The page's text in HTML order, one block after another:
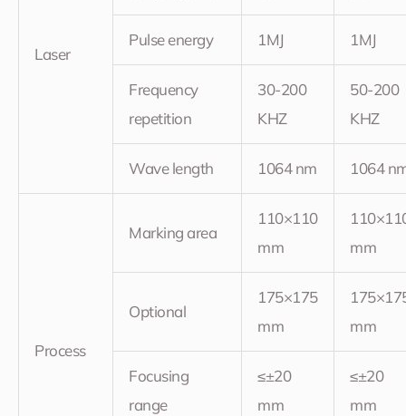
Laser
Pulse energy 1MJ 1MJ
Frequency
repetition
30-200
KHZ
50-200
KHZ
Wave length 1064 nm 1064
Process
Marking area
110×110
mm
mm
Optional
175×175
mm
mm
Focusing
range
≤±20
mm
≤±20
mm